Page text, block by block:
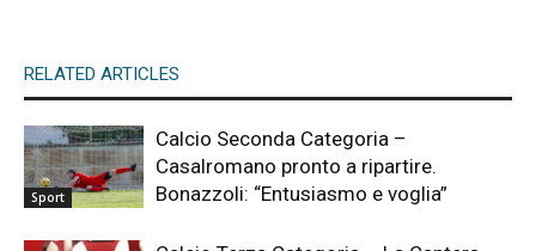
RELATED ARTICLES
Sport
Calcio Seconda Categoria –
Casalromano pronto a ripartire.
Bonazzoli: “Entusiasmo e voglia”